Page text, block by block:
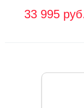
33 995